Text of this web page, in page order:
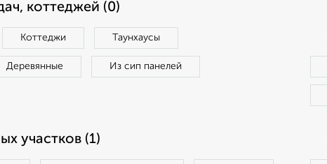
коттеджей (0)
Коттеджи Таунхаусы
Деревянные Из сип панелей
участков (1)